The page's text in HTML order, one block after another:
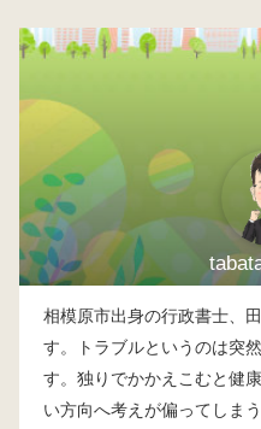
相模原市出身の行政書士、
す。トラブルというのは突
す。独りでかかえこむと健
い方向へ考えが偏ってしま